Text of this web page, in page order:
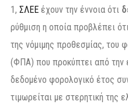
1, ΣΛΕΕ έχουν την έννοια ότι
ρύθμιση η οποία προβλέπει
της νόμιμης προθεσμίας, του
(ΦΠΑ) που προκύπτει από την
δεδομένο φορολογικό έτος
τιμωρείται με στερητική της